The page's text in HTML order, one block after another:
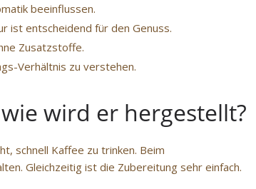
beeinflussen.
ist entscheidend für den Genuss.
Zusatzstoffe.
Verhältnis zu verstehen.
wird er hergestellt?
schnell Kaffee zu trinken. Beim
Gleichzeitig ist die Zubereitung sehr einfach.